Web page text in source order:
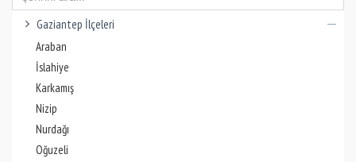
Gaziantep İlçeleri
Araban
İslahiye
Karkamış
Nizip
Nurdağı
Oğuzeli